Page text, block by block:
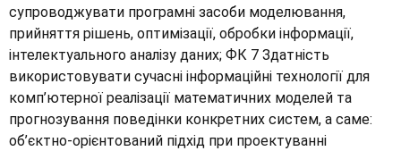
супроводжувати програмні засоби моделювання,
прийняття рішень, оптимізації, обробки інформації,
інтелектуального аналізу даних; ФК 7 Здатність
використовувати сучасні інформаційні технології для
комп’ютерної реалізації математичних моделей та
прогнозування поведінки конкретних систем, а саме:
об’єктно-орієнтований підхід при проектуванні